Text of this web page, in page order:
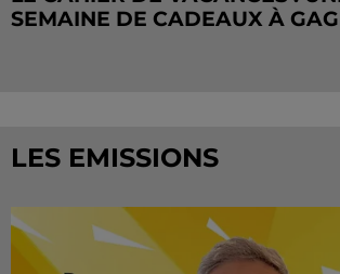
SEMAINE DE CADEAUX À
LES EMISSIONS